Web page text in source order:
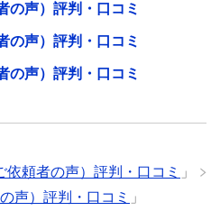
の声）評判・口コミ
の声）評判・口コミ
の声）評判・口コミ
依頼者の声）評判・口コミ
」
声）評判・口コミ 」